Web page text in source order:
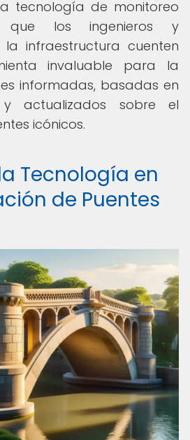
tecnología de monitoreo
que los ingenieros y
infraestructura cuenten
invaluable para la
informadas, basadas en
actualizados sobre el
icónicos.
Tecnología en
de Puentes